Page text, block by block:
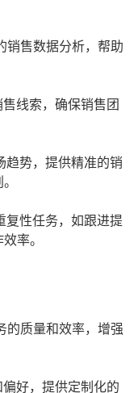
销售数据分析，帮助
线索，确保销售团
趋势，提供精准的销
复性任务，如跟进提
率。
的质量和效率，增强
好，提供定制化的